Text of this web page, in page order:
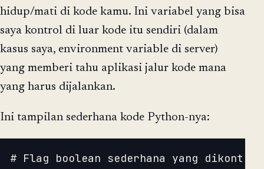
hidup/mati di kode kamu. Ini variabel yang bisa
saya kontrol di luar kode itu sendiri (dalam
kasus saya, environment variable di server)
yang memberi tahu aplikasi jalur kode mana
yang harus dijalankan.
Ini tampilan sederhana kode Python-nya:
# Flag boolean sederhana yang